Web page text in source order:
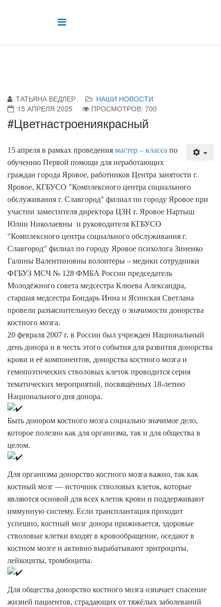
ТАТЬЯНА ВЕДЛЕР
НАШИ НОВОСТИ
15 АПРЕЛЯ 2025
ПРОСМОТРОВ: 700
#Цветнастроениякрасный
15 апреля в рамках проведения мастер – класса по
обучению Первой помощи для неработающих
граждан города Яровое, работников Центра занятости г.
Яровое, КГБУСО "Комплексного центра социального
обслуживания г. Славгород" филиал по городу Яровое при
участии заместителя директора ЦЗН г. Яровое Нартыш
Юлии Николаевны и руководителя КГБУСО
"Комплексного центра социального обслуживания г.
Славгород" филиал по городу Яровое психолога Зиненко
Галины Валентиновны волонтеры – медики сотрудники
ФГБУЗ МСЧ № 128 ФМБА России председатель
Молодёжного совета медсестра Клюева Александра,
старшая медсестра Бондарь Инна и Ясинская Светлана
провели разъяснительную беседу о значимости донорства
костного мозга.
20 февраля 2007 г. в России был учрежден Национальный
день донора и в честь этого события для развития донорства
крови и её компонентов, донорства костного мозга и
гемопоэтических стволовых клеток проводится серия
тематических мероприятий, посвящённых 18-летию
Национального дня донора.
Быть донором костного мозга социально значимое дело,
которое полезно как для организма, так и для общества в
целом.
Для организма донорство костного мозга важно, так как
костный мозг — источник стволовых клеток, которые
являются основой для всех клеток крови и поддерживают
иммунную систему. Если трансплантация проходит
успешно, костный мозг донора приживается, здоровые
стволовые клетки входят в кровообращение, оседают в
костном мозге и активно вырабатывают эритроциты,
лейкоциты, тромбоциты.
Для общества донорство костного мозга означает спасение
жизней пациентов, страдающих от тяжёлых заболеваний